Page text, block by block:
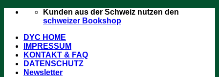
Zum
Kunden aus der Schweiz nutzen den
schweizer Bookshop
DYC HOME
IMPRESSUM
KONTAKT & FAQ
DATENSCHUTZ
Newsletter